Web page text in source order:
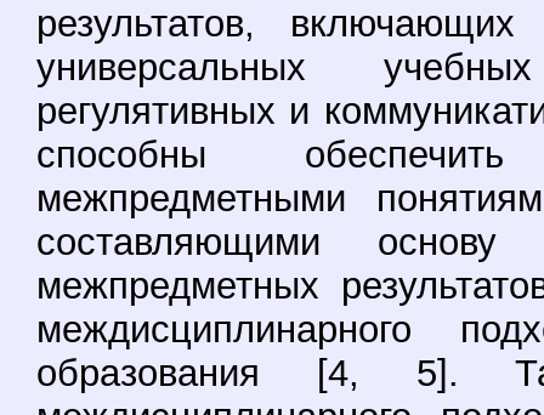
результатов,
универсальных
регулятивных и
способны
межпредметными
составляющими
межпредметных
междисциплинарного
образования [4, 5].